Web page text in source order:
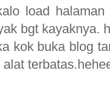
load
bgt kayaknya.
kok buka blog